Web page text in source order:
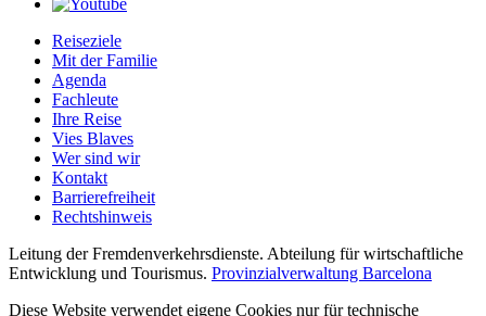
Reiseziele
Mit der Familie
Agenda
Fachleute
Ihre Reise
Vies Blaves
Wer sind wir
Kontakt
Barrierefreiheit
Rechtshinweis
Leitung der Fremdenverkehrsdienste. Abteilung für wirtschaftliche
Entwicklung und Tourismus. Provinzialverwaltung Barcelona
Diese Website verwendet eigene Cookies nur für technische